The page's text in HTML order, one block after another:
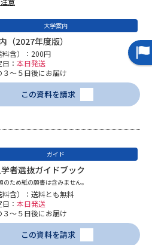
調べる
実施プログラムから探す
夢ナビライブ
資料検索
受験スケジュールを立てよう
大学案内
（2027年度版）
料含）：200円
： 本日発送
３～５日後にお届け
この資料を請求
ガイド
者選抜ガイドブック
のため紙の願書は含みません。
料含）：送料とも無料
： 本日発送
３～５日後にお届け
この資料を請求